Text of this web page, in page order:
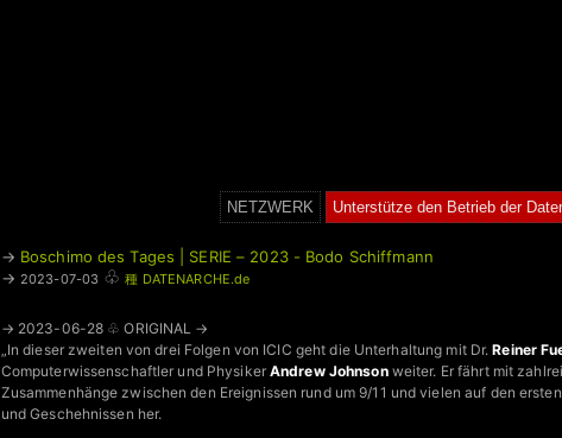
NETZWERK Unterstütze den Betrieb der
→ Boschimo des Tages | SERIE – 2023 - Bodo Schiffmann
→ 2023-07-03 ♧ 種 DATENARCHE.de
→ 2023-06-28 ♧ ORIGINAL →
„In dieser zweiten von drei Folgen von ICIC geht die Unterhaltung mit Dr.Reiner
Computerwissenschaftler und PhysikerAndrew Johnsonweiter. Er fährt mit
Zusammenhänge zwischen den Ereignissen rund um 9/11 und vielen auf den
und Geschehnissen her.